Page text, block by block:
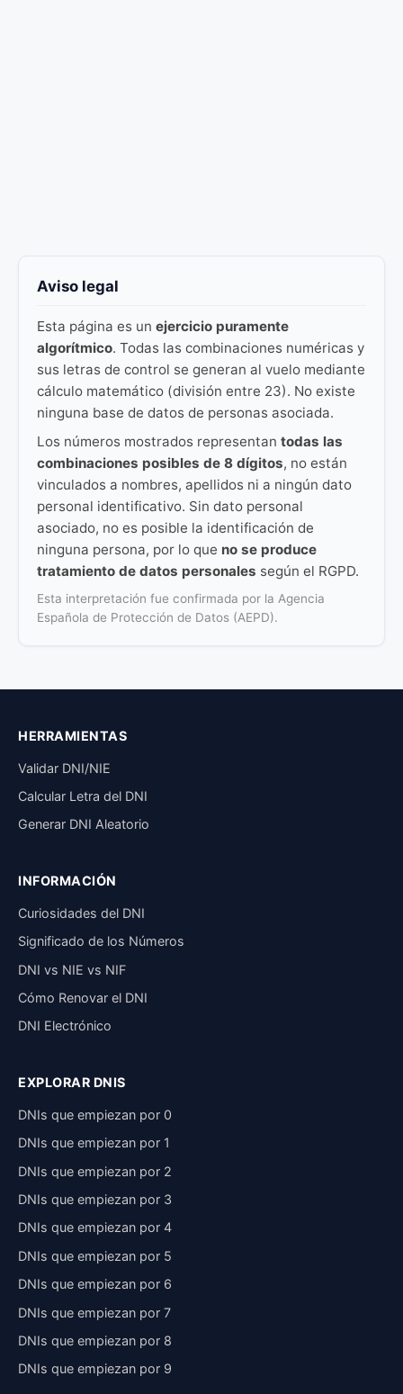
Aviso legal
Esta página es un ejercicio puramente
algorítmico. Todas las combinaciones numéricas y
sus letras de control se generan al vuelo mediante
cálculo matemático (división entre 23). No existe
ninguna base de datos de personas asociada.
Los números mostrados representan todas las
combinaciones posibles de 8 dígitos, no están
vinculados a nombres, apellidos ni a ningún dato
personal identificativo. Sin dato personal
asociado, no es posible la identificación de
ninguna persona, por lo que no se produce
tratamiento de datos personales según el RGPD.
Esta interpretación fue confirmada por la Agencia
Española de Protección de Datos (AEPD).
HERRAMIENTAS
Validar DNI/NIE
Calcular Letra del DNI
Generar DNI Aleatorio
INFORMACIÓN
Curiosidades del DNI
Significado de los Números
DNI vs NIE vs NIF
Cómo Renovar el DNI
DNI Electrónico
EXPLORAR DNIS
DNIs que empiezan por 0
DNIs que empiezan por 1
DNIs que empiezan por 2
DNIs que empiezan por 3
DNIs que empiezan por 4
DNIs que empiezan por 5
DNIs que empiezan por 6
DNIs que empiezan por 7
DNIs que empiezan por 8
DNIs que empiezan por 9